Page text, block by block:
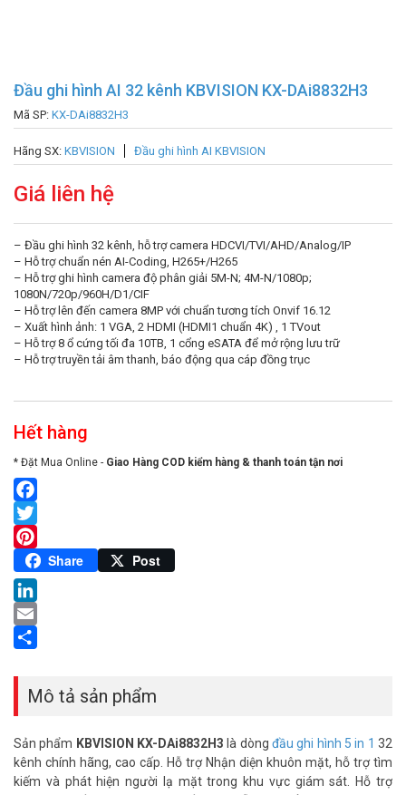
Đầu ghi hình AI 32 kênh KBVISION KX-DAi8832H3
Mã SP: KX-DAi8832H3
Hãng SX: KBVISION Đầu ghi hình AI KBVISION
Giá liên hệ
– Đầu ghi hình 32 kênh, hỗ trợ camera HDCVI/TVI/AHD/Analog/IP
– Hỗ trợ chuẩn nén AI-Coding, H265+/H265
– Hỗ trợ ghi hình camera độ phân giải 5M-N; 4M-N/1080p;
1080N/720p/960H/D1/CIF
– Hỗ trợ lên đến camera 8MP với chuẩn tương tích Onvif 16.12
– Xuất hình ảnh: 1 VGA, 2 HDMI (HDMI1 chuẩn 4K) , 1 TVout
– Hỗ trợ 8 ổ cứng tối đa 10TB, 1 cổng eSATA để mở rộng lưu trữ
– Hỗ trợ truyền tải âm thanh, báo động qua cáp đồng trục
Hết hàng
* Đặt Mua Online - Giao Hàng COD kiểm hàng & thanh toán tận nơi
Facebook
Twitter
Pinterest
Share Post
LinkedIn
Email
Mô tả sản phẩm
Sản phẩm KBVISION KX-DAi8832H3 là dòngđầu ghi hình 5 in 1 32
kênh chính hãng, cao cấp. Hỗ trợ Nhận diện khuôn mặt, hỗ trợ tìm
kiếm và phát hiện người lạ mặt trong khu vực giám sát. Hỗ trợ